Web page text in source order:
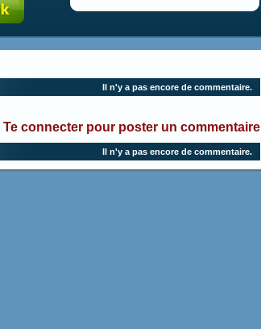
Il n'y a pas encore de commentaire.
Te connecter pour poster un commentaire
Il n'y a pas encore de commentaire.